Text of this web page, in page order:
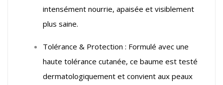
intensément nourrie, apaisée et visiblement
plus saine.
Tolérance & Protection : Formulé avec une
haute tolérance cutanée, ce baume est testé
dermatologiquement et convient aux peaux